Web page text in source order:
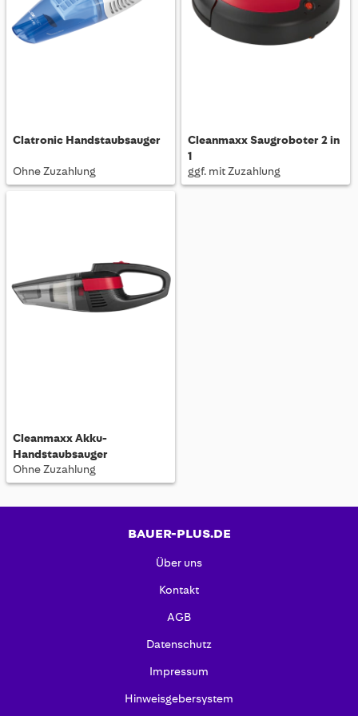
Clatronic Handstaubsauger
Ohne Zuzahlung
Cleanmaxx Saugroboter 2 in
1
ggf. mit Zuzahlung
Cleanmaxx Akku-
Handstaubsauger
Ohne Zuzahlung
BAUER-PLUS.DE
Über uns
Kontakt
AGB
Datenschutz
Impressum
Hinweisgebersystem